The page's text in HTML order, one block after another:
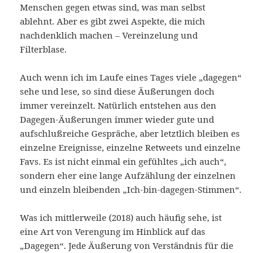
Menschen gegen etwas sind, was man selbst
ablehnt. Aber es gibt zwei Aspekte, die mich
nachdenklich machen – Vereinzelung und
Filterblase.
Auch wenn ich im Laufe eines Tages viele „dagegen“
sehe und lese, so sind diese Äußerungen doch
immer vereinzelt. Natürlich entstehen aus den
Dagegen-Äußerungen immer wieder gute und
aufschlußreiche Gespräche, aber letztlich bleiben es
einzelne Ereignisse, einzelne Retweets und einzelne
Favs. Es ist nicht einmal ein gefühltes „ich auch“,
sondern eher eine lange Aufzählung der einzelnen
und einzeln bleibenden „Ich-bin-dagegen-Stimmen“.
Was ich mittlerweile (2018) auch häufig sehe, ist
eine Art von Verengung im Hinblick auf das
„Dagegen“. Jede Äußerung von Verständnis für die